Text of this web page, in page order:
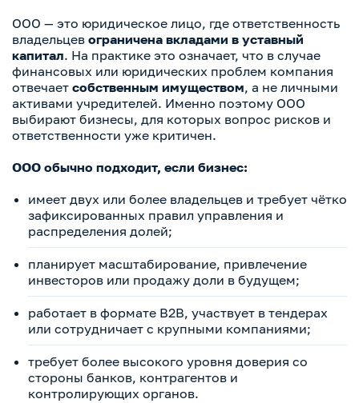
ООО — это юридическое лицо, где ответственность
владельцев ограничена вкладами в уставный
капитал. На практике это означает, что в случае
финансовых или юридических проблем компания
отвечает собственным имуществом, а не личными
активами учредителей. Именно поэтому ООО
выбирают бизнесы, для которых вопрос рисков и
ответственности уже критичен.
ООО обычно подходит, если бизнес:
имеет двух или более владельцев и требует чётко
зафиксированных правил управления и
распределения долей;
планирует масштабирование, привлечение
инвесторов или продажу доли в будущем;
работает в формате B2B, участвует в тендерах
или сотрудничает с крупными компаниями;
требует более высокого уровня доверия со
стороны банков, контрагентов и
контролирующих органов.